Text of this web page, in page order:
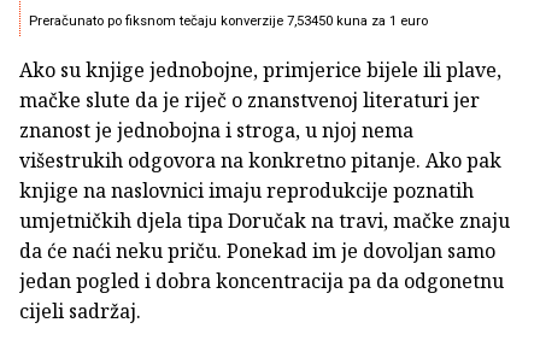
Preračunato po fiksnom tečaju konverzije 7,53450 kuna za 1 euro
Ako su knjige jednobojne, primjerice bijele ili plave,
mačke slute da je riječ o znanstvenoj literaturi jer
znanost je jednobojna i stroga, u njoj nema
višestrukih odgovora na konkretno pitanje. Ako pak
knjige na naslovnici imaju reprodukcije poznatih
umjetničkih djela tipa Doručak na travi, mačke znaju
da će naći neku priču. Ponekad im je dovoljan samo
jedan pogled i dobra koncentracija pa da odgonetnu
cijeli sadržaj.